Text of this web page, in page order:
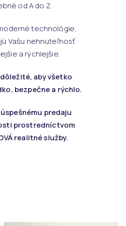
od A do Z.
technológie,
Vašu nehnuteľnosť
a rýchlejšie.
aby všetko
bezpečne a rýchlo.
predaju
prostredníctvom
realitné služby.